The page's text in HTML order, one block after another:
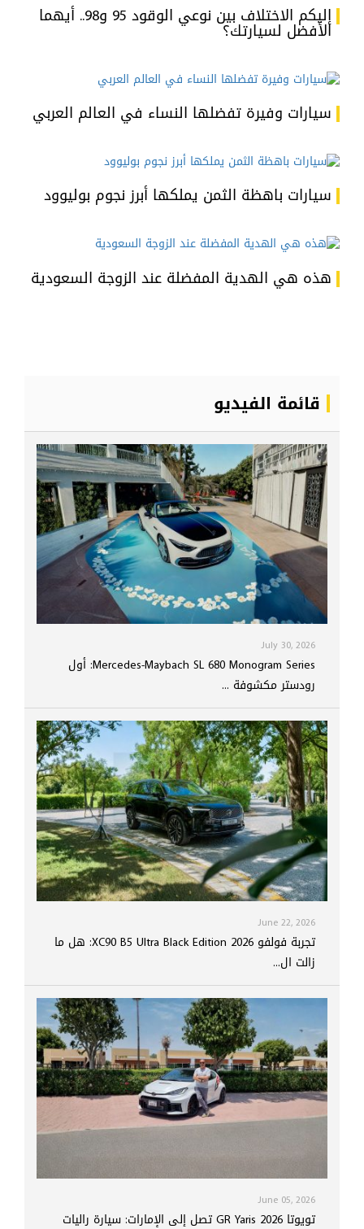
إليكم الاختلاف بين نوعي الوقود 95 و98.. أيهما
الأفضل لسيارتك؟
سيارات وفيرة تفضلها النساء في العالم العربي
سيارات باهظة الثمن يملكها أبرز نجوم بوليوود
هذه هي الهدية المفضلة عند الزوجة السعودية
قائمة الفيديو
July 30, 2026
Mercedes-Maybach SL 680 Monogram Series: أول
رودستر مكشوفة ...
June 22, 2026
تجربة فولفو XC90 B5 Ultra Black Edition 2026: هل ما
زالت ال...
June 05, 2026
تويوتا GR Yaris 2026 تصل إلى الإمارات: سيارة راليات